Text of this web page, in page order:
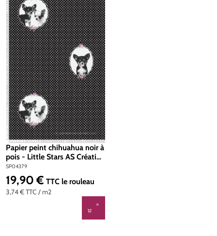
Papier peint chihuahua noir à
pois - Little Stars AS Création
| Réf. SP04379
SP04379
3,74 €TTC / m2
Prix régulier :
19,90 € TTC le rouleau